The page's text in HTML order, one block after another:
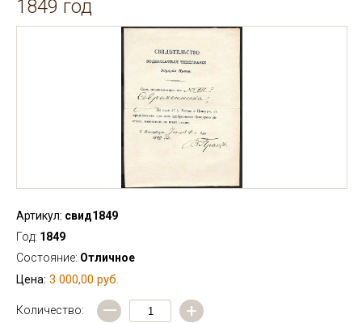
1849 год
Артикул: свид1849
Год: 1849
Состояние: Отличное
Цена: 3 000,00 руб.
Количество:
— +